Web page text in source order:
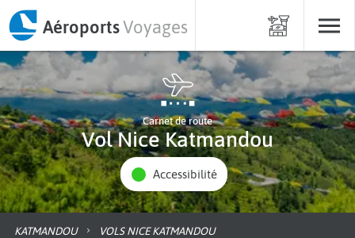
AéroportsVoyages
Carnet de route
Vol Nice Katmandou
Accessibilité
KATMANDOU VOLS NICE KATMANDOU